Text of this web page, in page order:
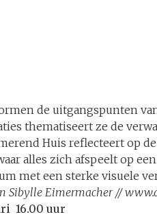
de uitgangspunten
thematiseert ze de
Huis reflecteert op
alles zich afspeelt op
met een sterke visuele
Sibylle Eimermacher //
16.00 uur